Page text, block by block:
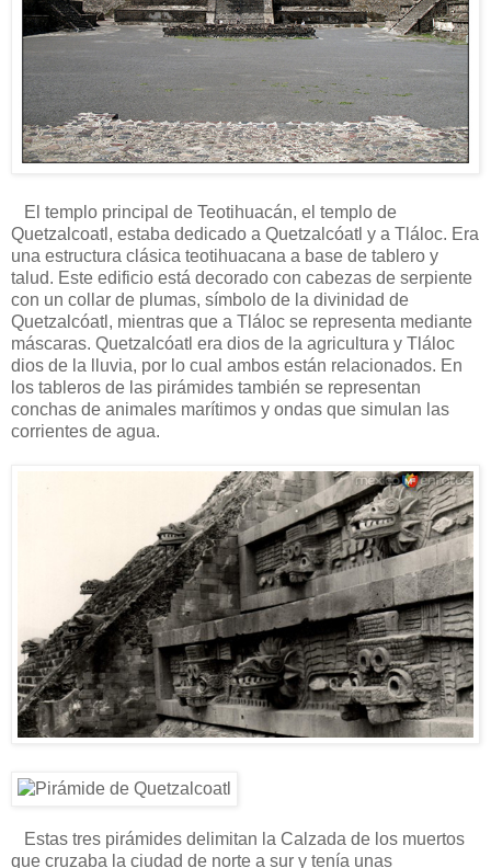
El templo principal de Teotihuacán, el templo de
Quetzalcoatl, estaba dedicado a Quetzalcóatl y a Tláloc. Era
una estructura clásica teotihuacana a base de tablero y
talud. Este edificio está decorado con cabezas de serpiente
con un collar de plumas, símbolo de la divinidad de
Quetzalcóatl, mientras que a Tláloc se representa mediante
máscaras. Quetzalcóatl era dios de la agricultura y Tláloc
dios de la lluvia, por lo cual ambos están relacionados. En
los tableros de las pirámides también se representan
conchas de animales marítimos y ondas que simulan las
corrientes de agua.
Estas tres pirámides delimitan la Calzada de los muertos
que cruzaba la ciudad de norte a sur y tenía unas